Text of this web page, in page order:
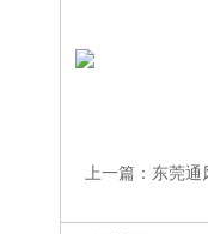
上一篇：东莞通